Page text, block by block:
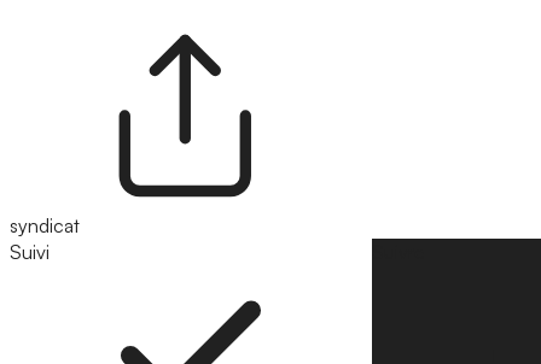
syndicat
Suivi